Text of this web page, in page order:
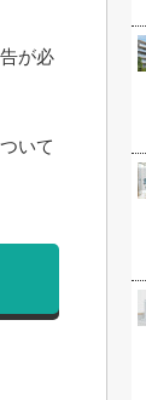
が必
いて